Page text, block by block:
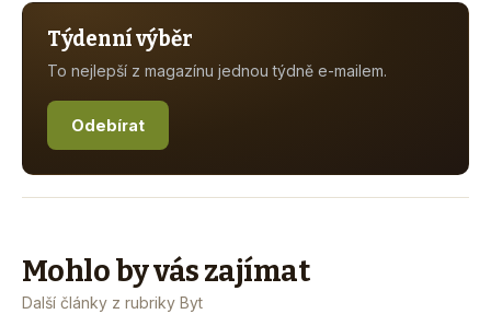
Týdenní výběr
To nejlepší z magazínu jednou týdně e-mailem.
Odebírat
Mohlo by vás zajímat
Další články z rubriky Byt